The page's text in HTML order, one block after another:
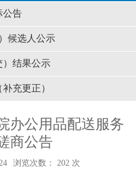
公告
候选人公示
）结果公示
充更正）
办公用品配送服务
商公告
浏览次数： 202次